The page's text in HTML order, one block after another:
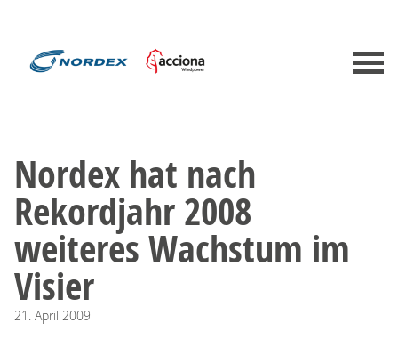
Nordex hat nach
Rekordjahr 2008
weiteres Wachstum im
Visier
21. April 2009